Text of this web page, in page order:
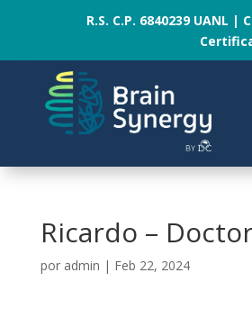
R.S. C.P. 6840239 UANL |
Ricardo –
por admin | Feb 22, 2024